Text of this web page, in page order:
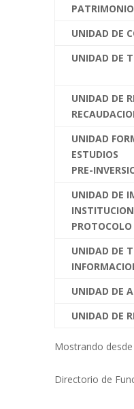
UNIDAD DE
UNIDAD DE
UNIDAD DE
UNIDAD
ESTUDIOS
PRE-
UNIDAD DE
PROTOCOLO
UNIDAD DE
UNIDAD DE
UNIDAD DE
Mostrando
Directorio de